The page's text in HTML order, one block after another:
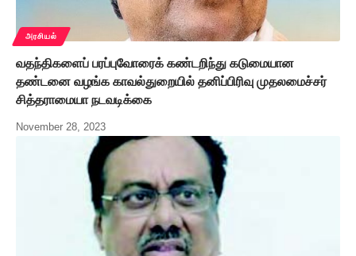
அரசியல்
வதந்திகளைப் பரப்புவோரைக் கண்டறிந்து கடுமையான
தண்டனை வழங்க காவல்துறையில் தனிப்பிரிவு முதலமைச்சர்
சித்தராமையா நடவடிக்கை
November 28, 2023